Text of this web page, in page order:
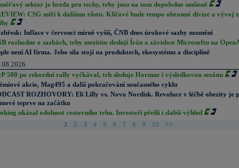
sektor je brzda pro techy, trhy jsou na tom dopoledne smíšeně
CSG míří k dalšímu růstu. Klíčové bude tempo obranné divize a vývoj
Inflace v červenci mírně vyšší, ČNB dnes úrokové sazby nezmění
rozhodne o sazbách, trhy mezitím sledují Írán a závislost Microsoftu na
není AI firma. Jeho síla stojí na produktech, ekosystému a disciplíně
500 po rekordní rally vyčkával, trh sleduje Hormuz i výsledkovou sezónu
akcie, Mag495 a další pokračování současného cyklu
ROZHOVORY: Eli Lilly vs. Novo Nordisk. Revoluce v léčbě obezity je
teprve na začátku
ukázal odolnost cestovního trhu. Investoři přešli i slabší výhled
1 2 3 4 5 6 7 8 9 10 >>